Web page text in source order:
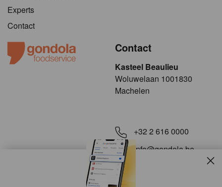
Experts
Contact
Contact
Kasteel Beaulieu
​​​Woluwelaan 1001830
Machelen
+32 2 616 0000
info@gondola.be
Volg ons op